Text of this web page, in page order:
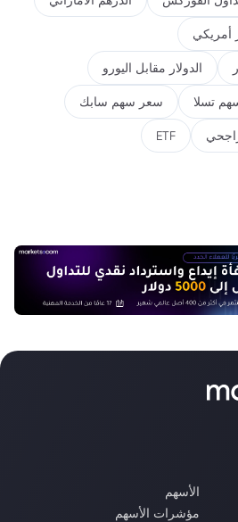
أمريكي
الدولار مقابل اليورو
تسلا سعر سهم سابك
ETF
الأسهم
مؤشرات الأسهم